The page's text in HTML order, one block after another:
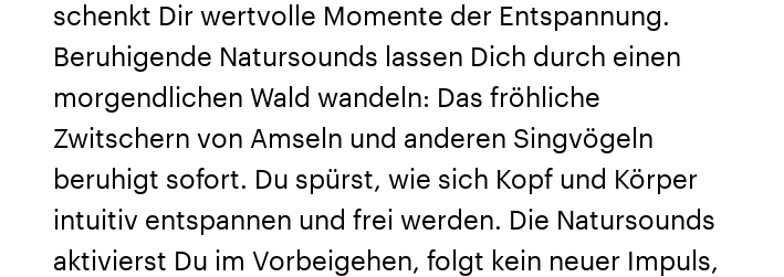
schenkt Dir wertvolle Momente der Entspannung.
Beruhigende Natursounds lassen Dich durch einen
morgendlichen Wald wandeln: Das fröhliche
Zwitschern von Amseln und anderen Singvögeln
beruhigt sofort. Du spürst, wie sich Kopf und Körper
intuitiv entspannen und frei werden. Die Natursounds
aktivierst Du im Vorbeigehen, folgt kein neuer Impuls,